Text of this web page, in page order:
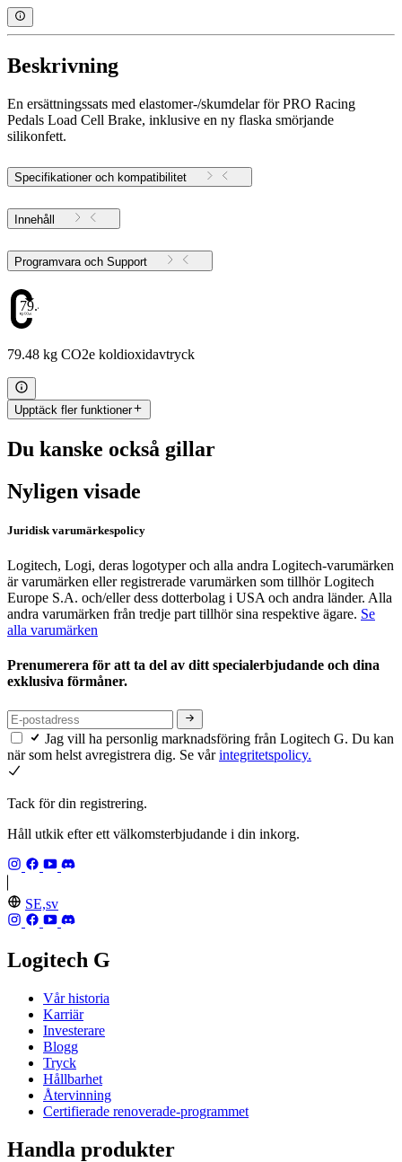
Beskrivning
En ersättningssats med elastomer-/skumdelar för PRO Racing
Pedals Load Cell Brake, inklusive en ny flaska smörjande
silikonfett.
Specifikationer och kompatibilitet
Innehåll
Programvara och Support
79.48
79.48 kg CO2e koldioxidavtryck
Upptäck fler funktioner
Du kanske också gillar
Nyligen visade
Juridisk varumärkespolicy
Logitech, Logi, deras logotyper och alla andra Logitech-varumärken
är varumärken eller registrerade varumärken som tillhör Logitech
Europe S.A. och/eller dess dotterbolag i USA och andra länder. Alla
andra varumärken från tredje part tillhör sina respektive ägare. Se
alla varumärken
Prenumerera för att ta del av ditt specialerbjudande och dina
exklusiva förmåner.
Jag vill ha personlig marknadsföring från Logitech G. Du kan
när som helst avregistrera dig. Se vårintegritetspolicy.
Tack för din registrering.
Håll utkik efter ett välkomsterbjudande i din inkorg.
SE,sv
Logitech G
Vår historia
Karriär
Investerare
Blogg
Tryck
Hållbarhet
Återvinning
Certifierade renoverade-programmet
Handla produkter